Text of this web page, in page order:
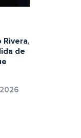
Rivera,
de